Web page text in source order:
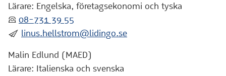
Lärare: Engelska, företagsekonomi och tyska
:telefon: 08-731 39 55
:skicka: linus.hellstrom@lidingo.se
Malin Edlund (MAED)
Lärare: Italienska och svenska